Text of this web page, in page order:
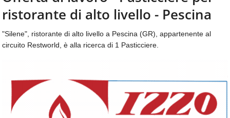
aggiornamenti
quotidiani
temi
come
food
&
beverage,
catering
CONTATTI
ristorante di alto livello - Pescina
"Silene", ristorante di alto livello a Pescina (GR), appartenente al
circuito Restworld, è alla ricerca di 1 Pasticciere.